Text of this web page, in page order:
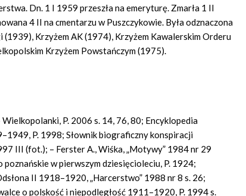
Dn. 1 I 1959 przeszła na emeryturę. Zmarła 1 II
4 II na cmentarzu w Puszczykowie. Była odznaczona
(1939), Krzyżem AK (1974), Krzyżem Kawalerskim Orderu
Krzyżem Powstańczym (1975).
Wielkopolanki, P. 2006 s. 14, 76, 80; Encyklopedia
P. 1998; Słownik biograficzny konspiracji
III (fot.); – Ferster A., Wiśka, „Motywy” 1984 nr 29
w pierwszym dziesięcioleciu, P. 1924;
II 1918–1920, „Harcerstwo” 1988 nr 8 s. 26;
o polskość i niepodległość 1911–1920, P. 1994 s.